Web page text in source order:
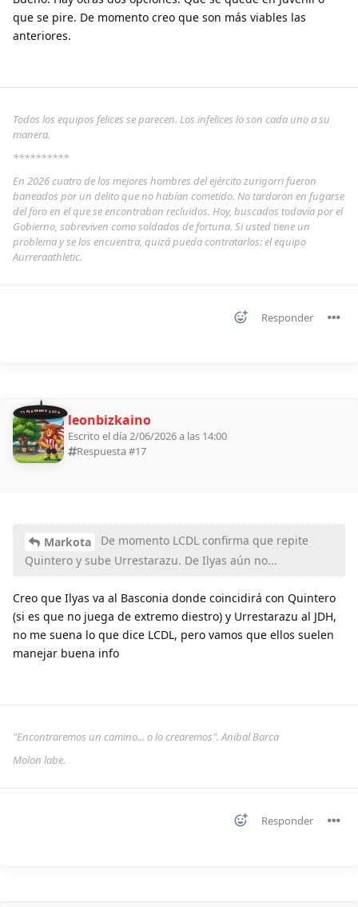
que se pire. De momento creo que son más viables las
anteriores.
Todos los equipos felices se parecen. Los infelices lo son cada uno a su
manera.
**********
En 2026 cuatro de los mejores hombres del ejército zurigorri fueron
baneados por un delito que no habían cometido. No tardaron en fugarse
del foro en el que se encontraban recluidos. Hoy, buscados todavía por el
Gobierno, sobreviven como soldados de fortuna. Si usted tiene un
problema y se los encuentra, quizá pueda contratarlos: el equipo
Aurreraathletic.
Responder
11 ALDEANOS 2026 leonbizkaino
Escrito el día 2/06/2026 a las 14:00
Respuesta #17
Markota
De momento LCDL confirma que repite
Quintero y sube Urrestarazu. De Ilyas aún no...
Creo que Ilyas va al Basconia donde coincidirá con Quintero
(si es que no juega de extremo diestro) y Urrestarazu al JDH,
no me suena lo que dice LCDL, pero vamos que ellos suelen
manejar buena info
"Encontraremos un camino... o lo crearemos". Anibal Barca
Molon labe.
Responder